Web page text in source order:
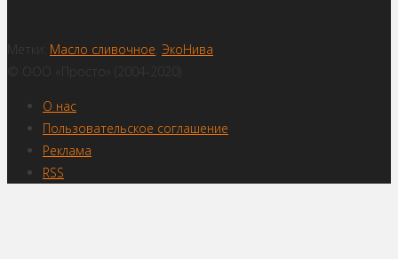
Метки: Масло сливочное ЭкоНива
© ООО «Просто» (2004-2020)
О нас
Пользовательское соглашение
Реклама
RSS